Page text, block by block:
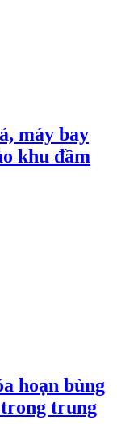
máy bay
khu đầm
hoạn bùng
trung